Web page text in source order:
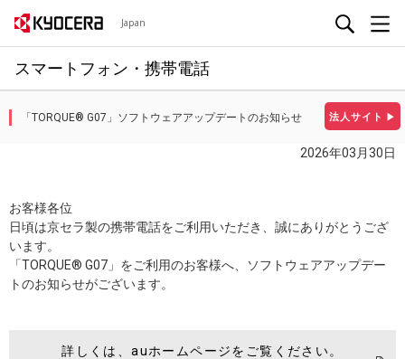
Japan
スマートフォン・携帯電話
法人サイト ▶
「TORQUE® G07」ソフトウェアアップデートのお知らせ
2026年03月30日
お客様各位
日頃は京セラ製の携帯電話をご利用いただき、誠にありがとうござ
います。
「TORQUE® G07」をご利用のお客様へ、ソフトウェアアップデー
トのお知らせがございます。
詳しくは、auホームページをご覧ください。